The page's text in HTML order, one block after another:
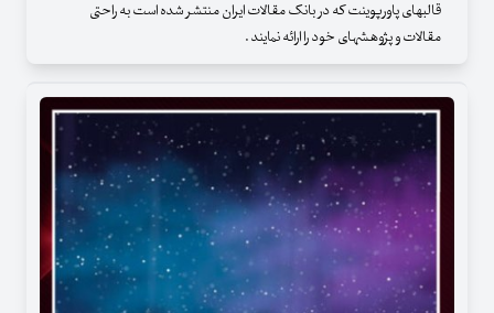
قالبهای پاورپوینت که در بانک مقالات ایران منتشر شده است به راحتی
مقالات و پژوهشهای خود را ارائه نمایند .